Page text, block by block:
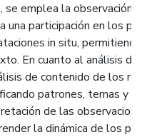
se emplea la observación
una participación en los
in situ,
En cuanto al análisis
de contenido de los
patrones, temas y
de las
la dinámica de los